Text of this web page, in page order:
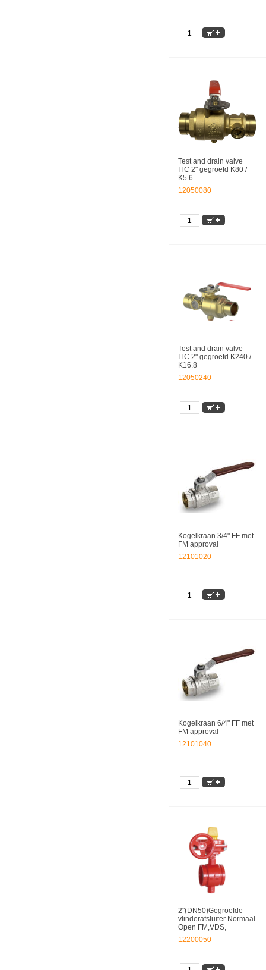
Test and drain valve
ITC 2" gegroefd K80 /
K5.6
12050080
Test and drain valve
ITC 2" gegroefd K240 /
K16.8
12050240
Kogelkraan 3/4" FF met
FM approval
12101020
Kogelkraan 6/4" FF met
FM approval
12101040
2"(DN50)Gegroefde
vlinderafsluiter Normaal
Open FM,VDS,
12200050